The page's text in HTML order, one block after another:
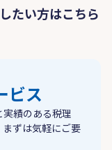
たい方はこちら
ビス
績のある税理
ずは気軽にご要